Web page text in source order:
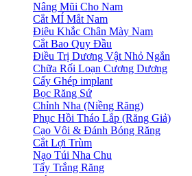
Nâng Mũi Cho Nam
Cắt MÍ Mắt Nam
Điêu Khắc Chân Mày Nam
Cắt Bao Quy Đầu
Điều Trị Dương Vật Nhỏ Ngắn
Chữa Rối Loạn Cương Dương
Cấy Ghép implant
Bọc Răng Sứ
Chỉnh Nha (Niềng Răng)
Phục Hồi Tháo Lắp (Răng Giả)
Cạo Vôi & Đánh Bóng Răng
Cắt Lợi Trùm
Nạo Túi Nha Chu
Tẩy Trắng Răng